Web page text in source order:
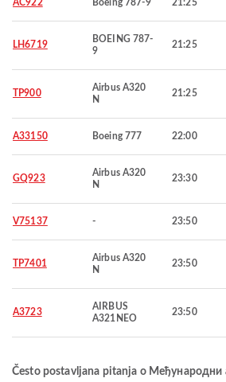
AC922 Boeing 787-9 21:25
LH6719
BOEING 787-
9
21:25
TP900
Airbus A320
N
21:25
A33150 Boeing 777 22:00
GQ923
Airbus A320
N
23:30
V75137 - 23:50
TP7401
Airbus A320
N
23:50
A3723
AIRBUS
A321NEO
23:50
Često postavljana pitanja o Међународни